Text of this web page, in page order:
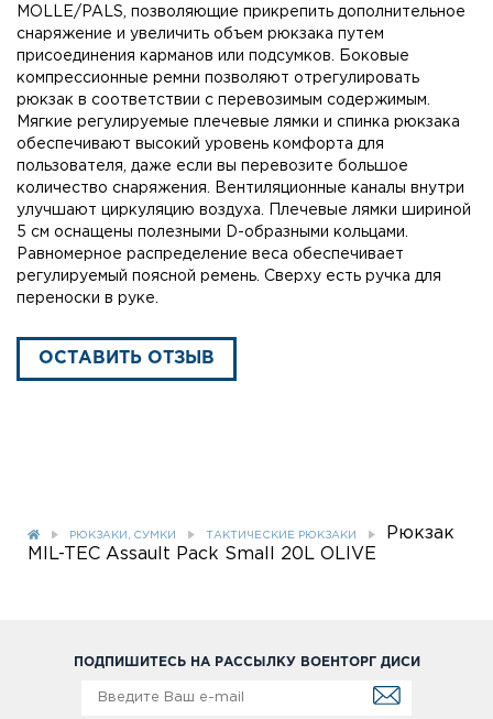
MOLLE/PALS, позволяющие прикрепить дополнительное
снаряжение и увеличить объем рюкзака путем
присоединения карманов или подсумков. Боковые
компрессионные ремни позволяют отрегулировать
рюкзак в соответствии с перевозимым содержимым.
Мягкие регулируемые плечевые лямки и спинка рюкзака
обеспечивают высокий уровень комфорта для
пользователя, даже если вы перевозите большое
количество снаряжения. Вентиляционные каналы внутри
улучшают циркуляцию воздуха. Плечевые лямки шириной
5 см оснащены полезными D-образными кольцами.
Равномерное распределение веса обеспечивает
регулируемый поясной ремень. Сверху есть ручка для
переноски в руке.
ОСТАВИТЬ ОТЗЫВ
РЮКЗАКИ, СУМКИ ТАКТИЧЕСКИЕ РЮКЗАКИ
Рюкзак
MIL-TEC Assault Pack Small 20L OLIVE
ПОДПИШИТЕСЬ НА РАССЫЛКУ ВОЕНТОРГ ДИСИ